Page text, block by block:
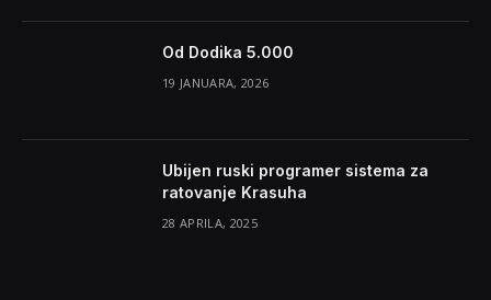
Od Dodika 5.000
19 JANUARA, 2026
Ubijen ruski programer sistema za
ratovanje Krasuha
28 APRILA, 2025